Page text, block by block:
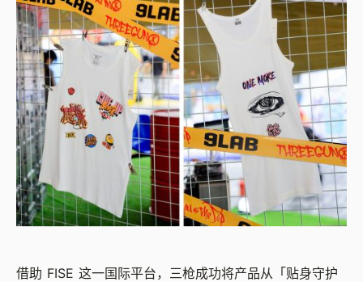
借助 FISE 这一国际平台，三枪成功将产品从「贴身守护